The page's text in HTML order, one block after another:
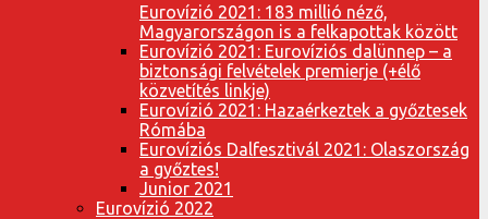
Eurovízió 2021: 183 millió néző,
Magyarországon is a felkapottak között
Eurovízió 2021: Eurovíziós dalünnep – a
biztonsági felvételek premierje (+élő
közvetítés linkje)
Eurovízió 2021: Hazaérkeztek a győztesek
Rómába
Eurovíziós Dalfesztivál 2021: Olaszország
a győztes!
Junior 2021
Eurovízió 2022